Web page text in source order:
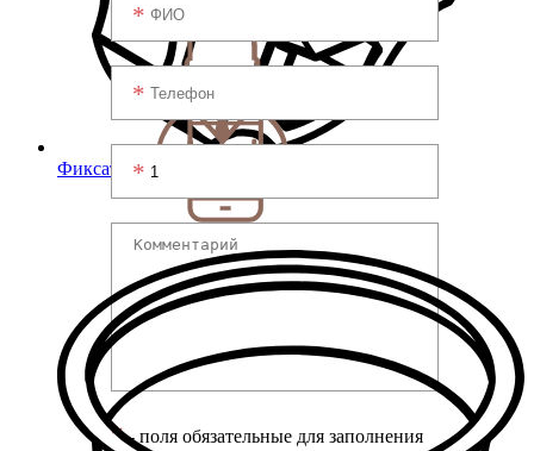
Фиксаторы с гайкой
*- поля обязательные для заполнения